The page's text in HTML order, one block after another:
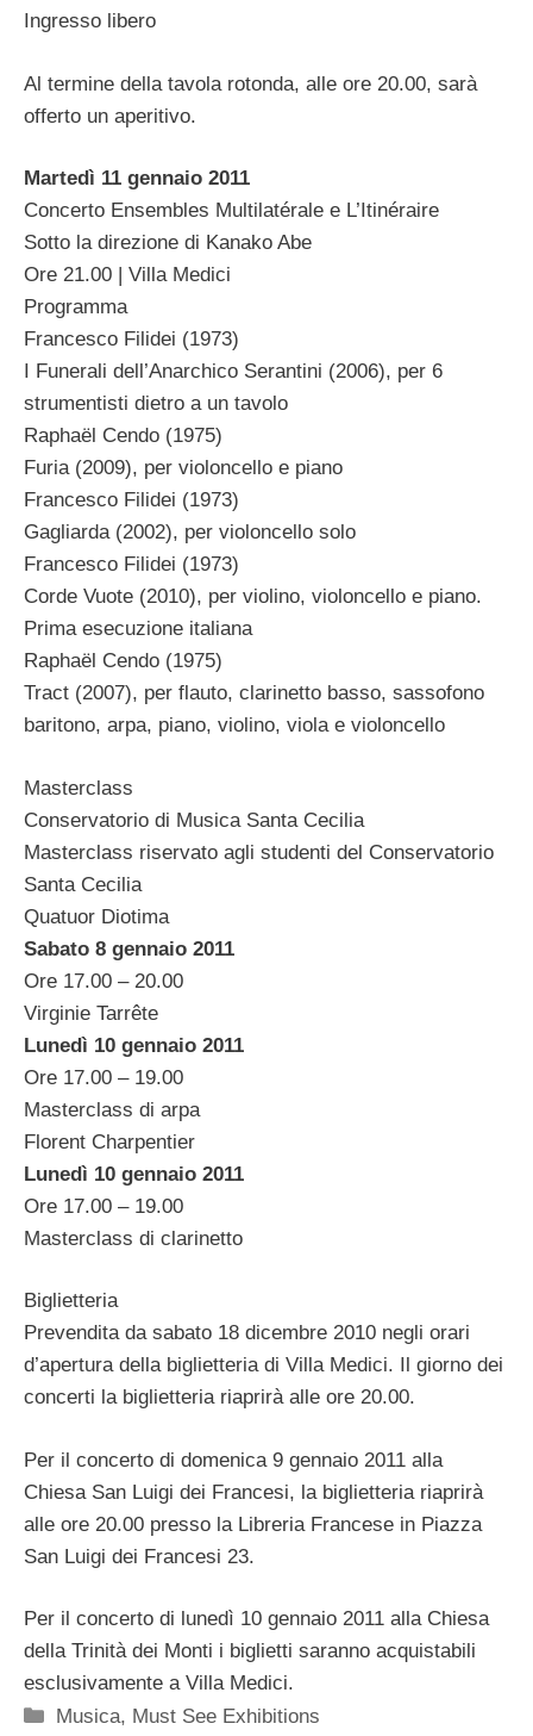
Ingresso libero
Al termine della tavola rotonda, alle ore 20.00, sarà
offerto un aperitivo.
Martedì 11 gennaio 2011
Concerto Ensembles Multilatérale e L’Itinéraire
Sotto la direzione di Kanako Abe
Ore 21.00 | Villa Medici
Programma
Francesco Filidei (1973)
I Funerali dell’Anarchico Serantini (2006), per 6
strumentisti dietro a un tavolo
Raphaël Cendo (1975)
Furia (2009), per violoncello e piano
Francesco Filidei (1973)
Gagliarda (2002), per violoncello solo
Francesco Filidei (1973)
Corde Vuote (2010), per violino, violoncello e piano.
Prima esecuzione italiana
Raphaël Cendo (1975)
Tract (2007), per flauto, clarinetto basso, sassofono
baritono, arpa, piano, violino, viola e violoncello
Masterclass
Conservatorio di Musica Santa Cecilia
Masterclass riservato agli studenti del Conservatorio
Santa Cecilia
Quatuor Diotima
Sabato 8 gennaio 2011
Ore 17.00 – 20.00
Virginie Tarrête
Lunedì 10 gennaio 2011
Ore 17.00 – 19.00
Masterclass di arpa
Florent Charpentier
Lunedì 10 gennaio 2011
Ore 17.00 – 19.00
Masterclass di clarinetto
Biglietteria
Prevendita da sabato 18 dicembre 2010 negli orari
d’apertura della biglietteria di Villa Medici. Il giorno dei
concerti la biglietteria riaprirà alle ore 20.00.
Per il concerto di domenica 9 gennaio 2011 alla
Chiesa San Luigi dei Francesi, la biglietteria riaprirà
alle ore 20.00 presso la Libreria Francese in Piazza
San Luigi dei Francesi 23.
Per il concerto di lunedì 10 gennaio 2011 alla Chiesa
della Trinità dei Monti i biglietti saranno acquistabili
esclusivamente a Villa Medici.
Categorie
Musica, Must See Exhibitions